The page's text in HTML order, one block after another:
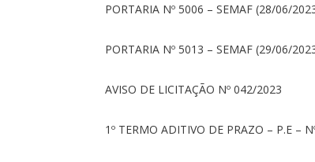
PORTARIA Nº 5006 – SEMAF (28/06/
PORTARIA Nº 5013 – SEMAF (29/06/
AVISO DE LICITAÇÃO Nº 042/2023
1º TERMO ADITIVO DE PRAZO – P.E –